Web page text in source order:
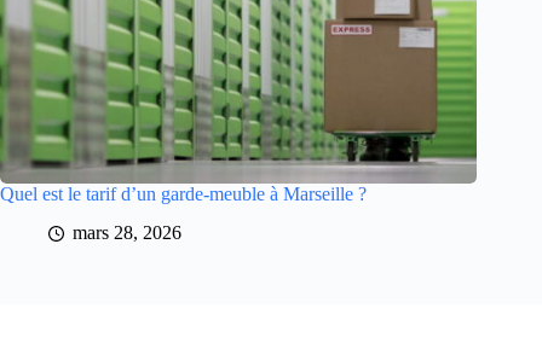
Quel est le tarif d’un garde-meuble à Marseille ?
mars 28, 2026